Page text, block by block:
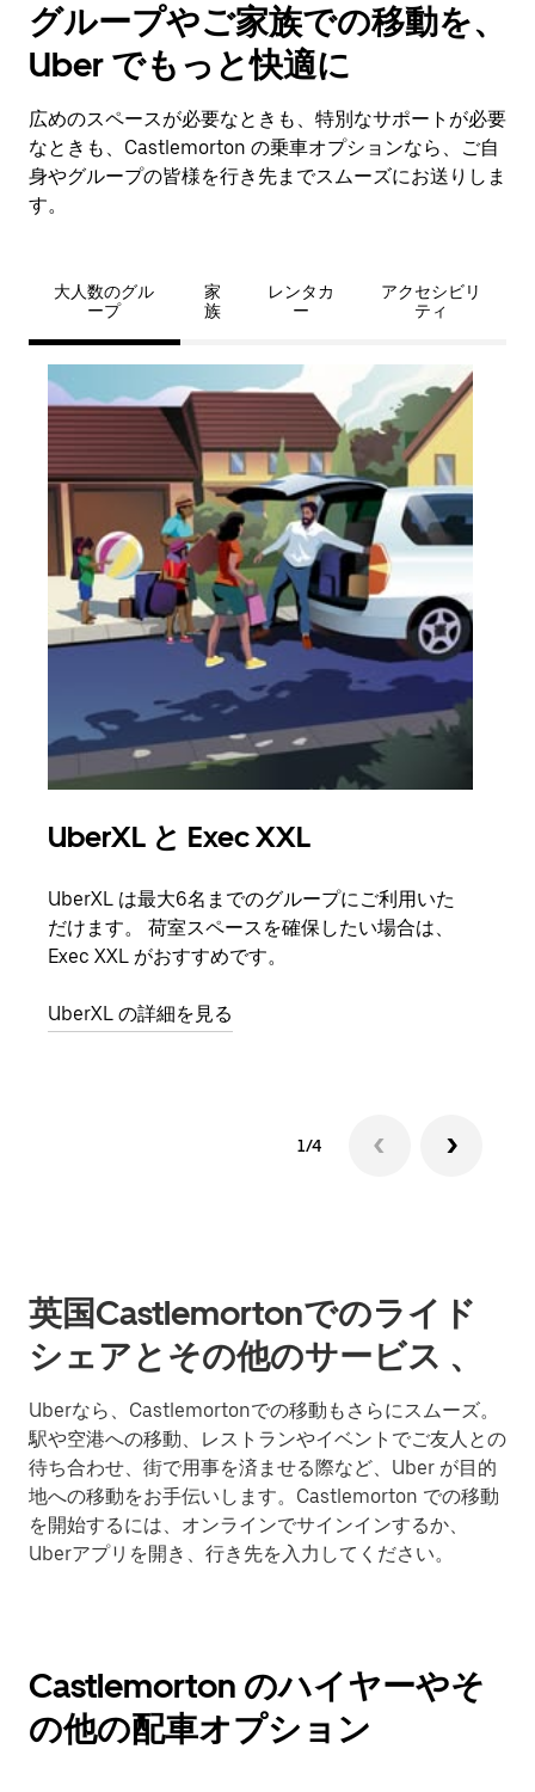
グループやご家族での移動を、
Uber でもっと快適に
広めのスペースが必要なときも、特別なサポートが必要
なときも、Castlemorton の乗車オプションなら、ご自
身やグループの皆様を行き先までスムーズにお送りしま
す。
大人数のグル
ープ
家
族
レンタカ
ー
アクセシビリ
ティ
UberXL と Exec XXL
UberXL は最大6名までのグループにご利用いた
だけます。 荷室スペースを確保したい場合は、
Exec XXL がおすすめです。
UberXL の詳細を見る
1/4
英国Castlemortonでのライド
シェアとその他のサービス 、
Uberなら、Castlemortonでの移動もさらにスムーズ。
駅や空港への移動、レストランやイベントでご友人との
待ち合わせ、街で用事を済ませる際など、Uber が目的
地への移動をお手伝いします。Castlemorton での移動
を開始するには、オンラインでサインインするか、
Uberアプリを開き、行き先を入力してください。
Castlemorton のハイヤーやそ
の他の配車オプション